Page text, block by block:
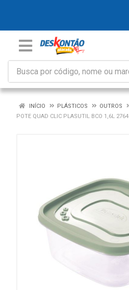
INÍCIO PLÁSTICOS
OUTROS
POTE QUAD CLIC PLASUTIL BCO 1,6L 2764